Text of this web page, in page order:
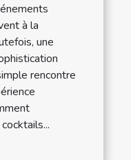
à la
une
rencontre